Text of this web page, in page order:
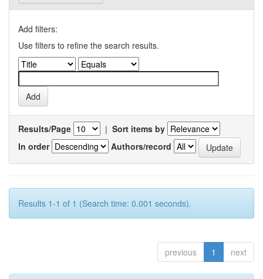
Add filters:
Use filters to refine the search results.
Results/Page | Sort items by
In order
Authors/record
Results 1-1 of 1 (Search time: 0.001 seconds).
previous 1 next